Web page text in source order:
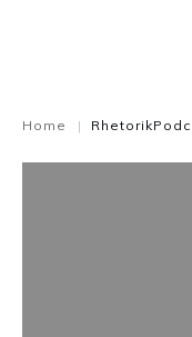
Home |